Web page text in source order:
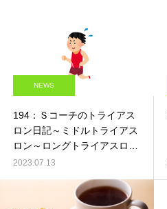
NEWS
194：Ｓコーチのトライアス
ロン日記～ミドルトライアス
ロン～ロングトライアスロン
編～その➁
2023.07.13